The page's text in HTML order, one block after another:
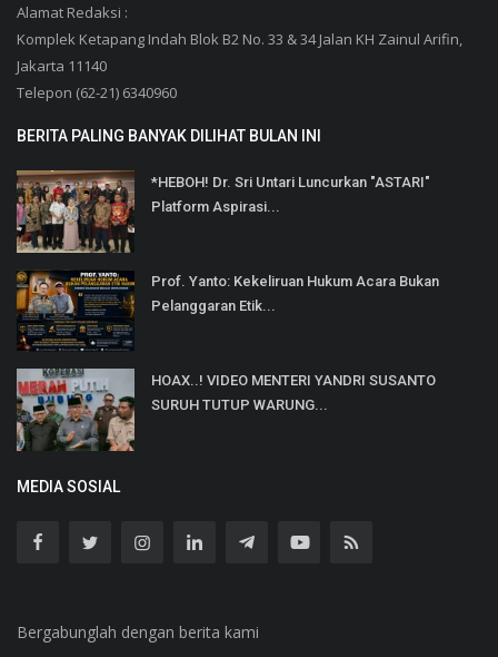
Alamat Redaksi :
Komplek Ketapang Indah Blok B2 No. 33 & 34 Jalan KH Zainul Arifin,
Jakarta 11140
Telepon (62-21) 6340960
BERITA PALING BANYAK DILIHAT BULAN INI
*HEBOH! Dr. Sri Untari Luncurkan "ASTARI"
Platform Aspirasi...
Prof. Yanto: Kekeliruan Hukum Acara Bukan
Pelanggaran Etik...
HOAX..! VIDEO MENTERI YANDRI SUSANTO
SURUH TUTUP WARUNG...
MEDIA SOSIAL
Bergabunglah dengan berita kami